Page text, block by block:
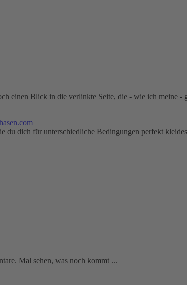
einen Blick in die verlinkte Seite, die - wie ich meine -
du dich für unterschiedliche Bedingungen perfekt
Mal sehen, was noch kommt ...